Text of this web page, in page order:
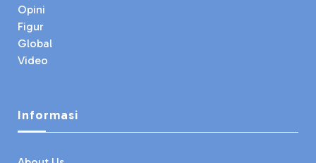
Opini
Figur
Global
Video
Informasi